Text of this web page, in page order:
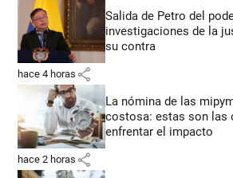
Salida de Petro del
investigaciones de la
su contra
hace 4 horas share
La nómina de las
costosa: estas son las
enfrentar el impacto
hace 2 horas share